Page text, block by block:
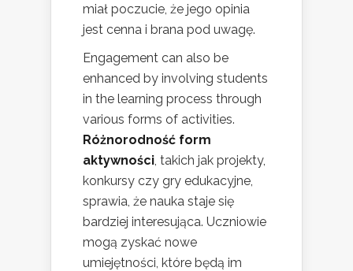
miał poczucie, że jego opinia
jest cenna i brana pod uwagę.
Engagement can also be
enhanced by involving students
in the learning process through
various forms of activities.
Różnorodność form
aktywności , takich jak projekty,
konkursy czy gry edukacyjne,
sprawia, że nauka staje się
bardziej interesująca. Uczniowie
mogą zyskać nowe
umiejętności, które będą im